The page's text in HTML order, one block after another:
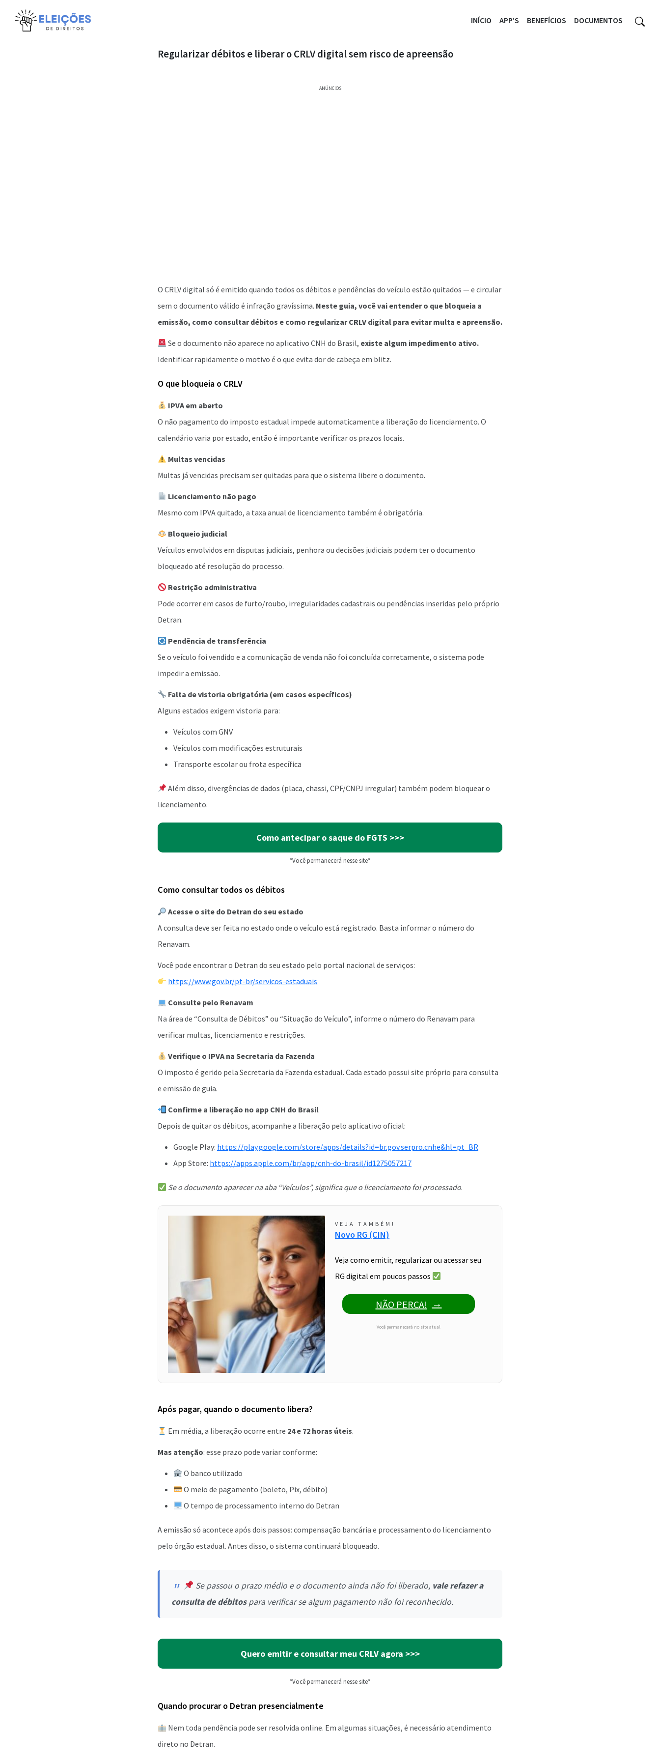
INÍCIO APP’S BENEFÍCIOS DOCUMENTOS
Regularizar débitos e liberar o CRLV digital sem risco de apreensão
ANÚNCIOS
O CRLV digital só é emitido quando todos os débitos e pendências do veículo estão quitados — e circular
sem o documento válido é infração gravíssima. Neste guia, você vai entender o que bloqueia a
emissão, como consultar débitos e como regularizar CRLV digital para evitar multa e apreensão.
Se o documento não aparece no aplicativo CNH do Brasil, existe algum impedimento ativo.
Identificar rapidamente o motivo é o que evita dor de cabeça em blitz.
O que bloqueia o CRLV
IPVA em aberto
O não pagamento do imposto estadual impede automaticamente a liberação do licenciamento. O
calendário varia por estado, então é importante verificar os prazos locais.
Multas vencidas
Multas já vencidas precisam ser quitadas para que o sistema libere o documento.
Licenciamento não pago
Mesmo com IPVA quitado, a taxa anual de licenciamento também é obrigatória.
Bloqueio judicial
Veículos envolvidos em disputas judiciais, penhora ou decisões judiciais podem ter o documento
bloqueado até resolução do processo.
Restrição administrativa
Pode ocorrer em casos de furto/roubo, irregularidades cadastrais ou pendências inseridas pelo próprio
Detran.
Pendência de transferência
Se o veículo foi vendido e a comunicação de venda não foi concluída corretamente, o sistema pode
impedir a emissão.
Falta de vistoria obrigatória (em casos específicos)
Alguns estados exigem vistoria para:
Veículos com GNV
Veículos com modificações estruturais
Transporte escolar ou frota específica
Além disso, divergências de dados (placa, chassi, CPF/CNPJ irregular) também podem bloquear o
licenciamento.
Como antecipar o saque do FGTS >>>
*Você permanecerá nesse site*
Como consultar todos os débitos
Acesse o site do Detran do seu estado
A consulta deve ser feita no estado onde o veículo está registrado. Basta informar o número do
Renavam.
Você pode encontrar o Detran do seu estado pelo portal nacional de serviços:
https://www.gov.br/pt-br/servicos-estaduais
Consulte pelo Renavam
Na área de “Consulta de Débitos” ou “Situação do Veículo”, informe o número do Renavam para
verificar multas, licenciamento e restrições.
Verifique o IPVA na Secretaria da Fazenda
O imposto é gerido pela Secretaria da Fazenda estadual. Cada estado possui site próprio para consulta
e emissão de guia.
Confirme a liberação no app CNH do Brasil
Depois de quitar os débitos, acompanhe a liberação pelo aplicativo oficial:
Google Play: https://play.google.com/store/apps/details?id=br.gov.serpro.cnhe&hl=pt_BR
App Store: https://apps.apple.com/br/app/cnh-do-brasil/id1275057217
Se o documento aparecer na aba “Veículos”, significa que o licenciamento foi processado.
VEJA TAMBÉM!
Novo RG (CIN)
Veja como emitir, regularizar ou acessar seu
RG digital em poucos passos
NÃO PERCA!
Você permanecerá no site atual
Após pagar, quando o documento libera?
Em média, a liberação ocorre entre 24 e 72 horas úteis.
Mas atenção: esse prazo pode variar conforme:
O banco utilizado
O meio de pagamento (boleto, Pix, débito)
O tempo de processamento interno do Detran
A emissão só acontece após dois passos: compensação bancária e processamento do licenciamento
pelo órgão estadual. Antes disso, o sistema continuará bloqueado.
Se passou o prazo médio e o documento ainda não foi liberado, vale refazer a
consulta de débitospara verificar se algum pagamento não foi reconhecido.
Quero emitir e consultar meu CRLV agora >>>
*Você permanecerá nesse site*
Quando procurar o Detran presencialmente
Nem toda pendência pode ser resolvida online. Em algumas situações, é necessário atendimento
direto no Detran.